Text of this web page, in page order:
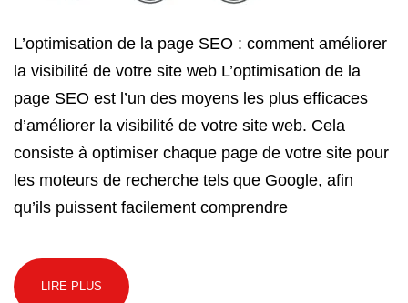
L’optimisation de la page SEO : comment améliorer
la visibilité de votre site web L’optimisation de la
page SEO est l’un des moyens les plus efficaces
d’améliorer la visibilité de votre site web. Cela
consiste à optimiser chaque page de votre site pour
les moteurs de recherche tels que Google, afin
qu’ils puissent facilement comprendre
LIRE PLUS